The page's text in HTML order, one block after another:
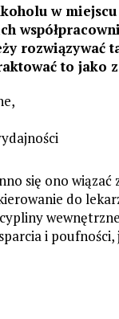
w
rozwiązywać
to jako
się ono
do
i